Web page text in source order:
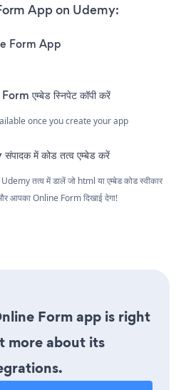
App on Udemy:
Form App
एम्बेड स्निपेट कॉपी करें
once you create your app
में कोड तत्व एम्बेड करें
तत्व में डालें जो html या एम्बेड कोड स्वीकार
आपका Online Form दिखाई देगा!
Form app is right
more about its